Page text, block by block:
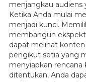
menjangkau audiens
Ketika Anda mulai
menjadi kunci.
membangun
dapat melihat
pengikut setia yang
menyiapkan
ditentukan, Anda